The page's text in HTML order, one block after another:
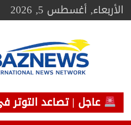
Skip
toالأربعاء, أغسطس 5, 2026
BAZNEWS
شبكة باز الإخبارية
عاجل | تصاعد التوتر